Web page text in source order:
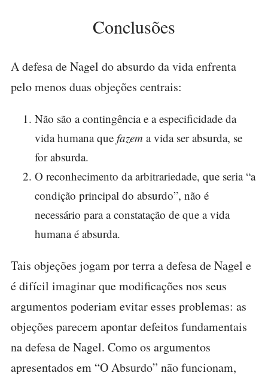
Conclusões
A defesa de Nagel do absurdo da vida enfrenta
pelo menos duas objeções centrais:
Não são a contingência e a especificidade da
vida humana que fazem a vida ser absurda, se
for absurda.
O reconhecimento da arbitrariedade, que seria “a
condição principal do absurdo”, não é
necessário para a constatação de que a vida
humana é absurda.
Tais objeções jogam por terra a defesa de Nagel e
é difícil imaginar que modificações nos seus
argumentos poderiam evitar esses problemas: as
objeções parecem apontar defeitos fundamentais
na defesa de Nagel. Como os argumentos
apresentados em “O Absurdo” não funcionam,